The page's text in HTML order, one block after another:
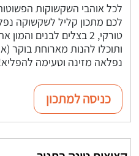
לכל אוהבי השקשוקות
לכם מתכון קליל לשקשוקה
טורקי, 2 בצלים לבנים
ותוכלו להנות מארוחת בוקר
נפלאה מזינה וטעימה
כניסה למתכון